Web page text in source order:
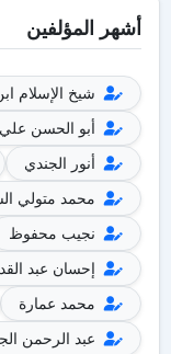
أشهر المؤلفين
شيخ الإسلام
أبو الحسن
أنور الجندي
محمد متولي
نجيب محفوظ
إحسان عبد
محمد عمارة
عبد الرحمن